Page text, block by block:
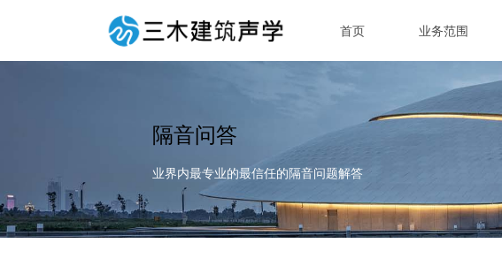
首页 业务范围
隔音问答
业界内最专业的最信任的隔音问题解答